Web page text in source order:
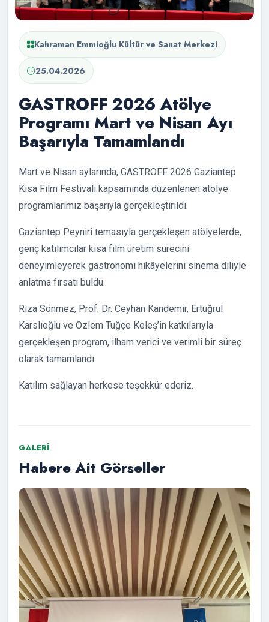
Kahraman Emmioğlu Kültür ve Sanat Merkezi
25.04.2026
GASTROFF 2026 Atölye
Programı Mart ve Nisan Ayı
Başarıyla Tamamlandı
Mart ve Nisan aylarında, GASTROFF 2026 Gaziantep
Kısa Film Festivali kapsamında düzenlenen atölye
programlarımız başarıyla gerçekleştirildi.
Gaziantep Peyniri temasıyla gerçekleşen atölyelerde,
genç katılımcılar kısa film üretim sürecini
deneyimleyerek gastronomi hikâyelerini sinema diliyle
anlatma fırsatı buldu.
Rıza Sönmez, Prof. Dr. Ceyhan Kandemir, Ertuğrul
Karslıoğlu ve Özlem Tuğçe Keleş’in katkılarıyla
gerçekleşen program, ilham verici ve verimli bir süreç
olarak tamamlandı.
Katılım sağlayan herkese teşekkür ederiz.
GALERI
Habere Ait Görseller